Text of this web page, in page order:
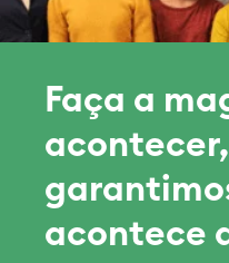
Faça a
acontece